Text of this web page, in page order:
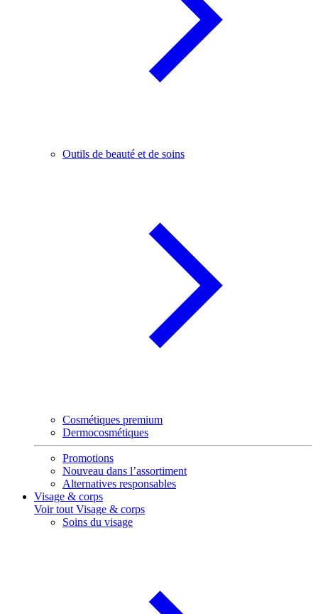
Outils de beauté et de soins
Cosmétiques premium
Dermocosmétiques
Promotions
Nouveau dans l’assortiment
Alternatives responsables
Visage & corps
Voir tout Visage & corps
Soins du visage